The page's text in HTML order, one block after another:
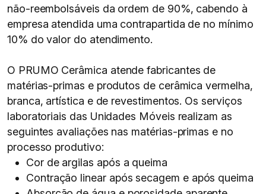
não-reembolsáveis da ordem de 90%, cabendo à
empresa atendida uma contrapartida de no mínimo
10% do valor do atendimento.
O PRUMO Cerâmica atende fabricantes de
matérias-primas e produtos de cerâmica vermelha,
branca, artística e de revestimentos. Os serviços
laboratoriais das Unidades Móveis realizam as
seguintes avaliações nas matérias-primas e no
processo produtivo:
Cor de argilas após a queima
Contração linear após secagem e após queima